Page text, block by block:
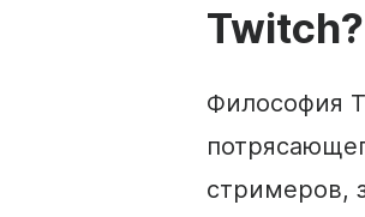
Twitch?
Философия
стримеров,